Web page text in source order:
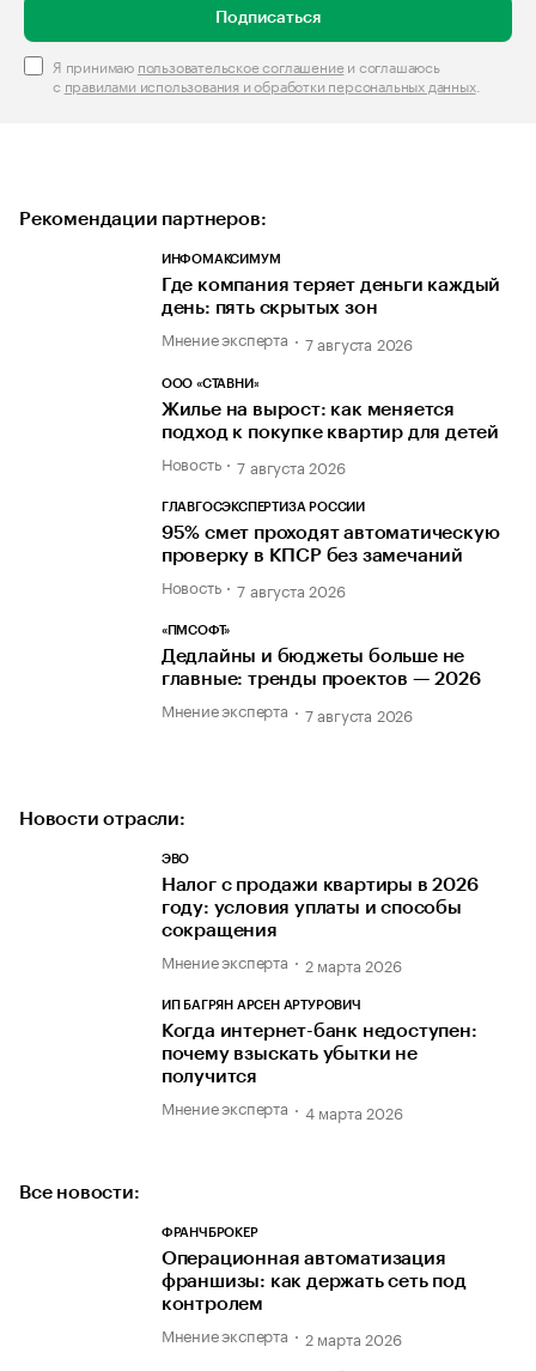
Подписаться
Я принимаю пользовательское соглашениеи соглашаюсь
с правилами использования и обработки персональных данных.
Рекомендации партнеров:
ИНФОМАКСИМУМ
Где компания теряет деньги каждый
день: пять скрытых зон
Мнение эксперта 7 августа 2026
ООО «СТАВНИ»
Жилье на вырост: как меняется
подход к покупке квартир для детей
Новость 7 августа 2026
ГЛАВГОСЭКСПЕРТИЗА РОССИИ
95% смет проходят автоматическую
проверку в КПСР без замечаний
Новость 7 августа 2026
«ПМСОФТ»
Дедлайны и бюджеты больше не
главные: тренды проектов — 2026
Мнение эксперта 7 августа 2026
Новости отрасли:
ЭВО
Налог с продажи квартиры в 2026
году: условия уплаты и способы
сокращения
Мнение эксперта 2 марта 2026
ИП БАГРЯН АРСЕН АРТУРОВИЧ
Когда интернет-банк недоступен:
почему взыскать убытки не
получится
Мнение эксперта 4 марта 2026
Все новости:
ФРАНЧБРОКЕР
Операционная автоматизация
франшизы: как держать сеть под
контролем
Мнение эксперта 2 марта 2026